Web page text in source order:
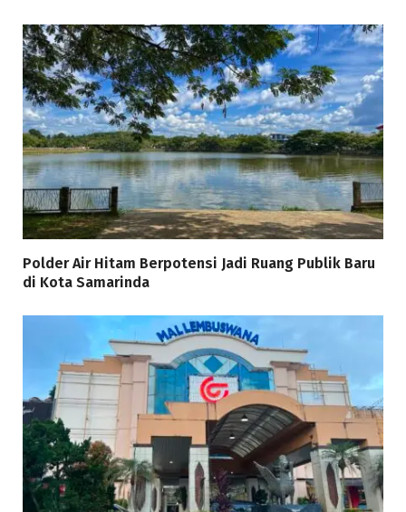
Polder Air Hitam Berpotensi Jadi Ruang Publik Baru
di Kota Samarinda